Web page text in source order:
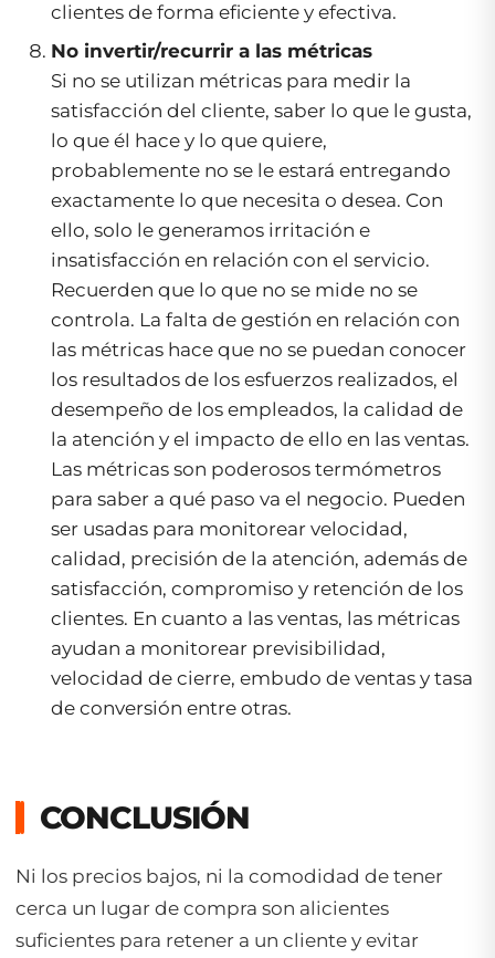
clientes de forma eficiente y efectiva.
No invertir/recurrir a las métricas
Si no se utilizan métricas para medir la
satisfacción del cliente, saber lo que le gusta,
lo que él hace y lo que quiere,
probablemente no se le estará entregando
exactamente lo que necesita o desea. Con
ello, solo le generamos irritación e
insatisfacción en relación con el servicio.
Recuerden que lo que no se mide no se
controla. La falta de gestión en relación con
las métricas hace que no se puedan conocer
los resultados de los esfuerzos realizados, el
desempeño de los empleados, la calidad de
la atención y el impacto de ello en las ventas.
Las métricas son poderosos termómetros
para saber a qué paso va el negocio. Pueden
ser usadas para monitorear velocidad,
calidad, precisión de la atención, además de
satisfacción, compromiso y retención de los
clientes. En cuanto a las ventas, las métricas
ayudan a monitorear previsibilidad,
velocidad de cierre, embudo de ventas y tasa
de conversión entre otras.
CONCLUSIÓN
Ni los precios bajos, ni la comodidad de tener
cerca un lugar de compra son alicientes
suficientes para retener a un cliente y evitar